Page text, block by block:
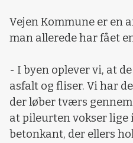
Vejen Kommune er en
man allerede har fået
- I byen oplever vi, at
asfalt og fliser. Vi har
der løber tværs gennem
at pileurten vokser lige
betonkant, der ellers